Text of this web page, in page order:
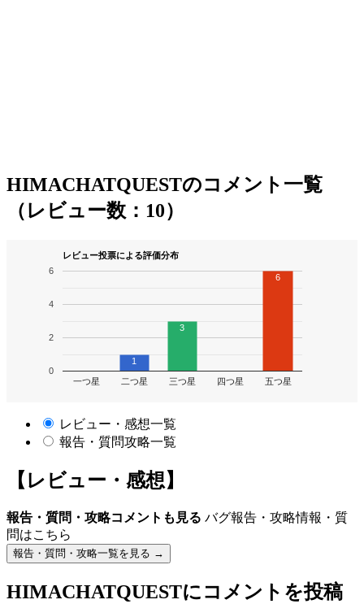
HIMACHATQUESTのコメント一覧
（レビュー数：10）
レビュー投票による評価分布
一つ星 二つ星 三つ星 四つ星 五つ星
0
2
4
6
1
3
6
レビュー・感想一覧
報告・質問攻略一覧
【レビュー・感想】
報告・質問・攻略コメントも見る バグ報告・攻略情報・質
問はこちら
報告・質問・攻略一覧を見る →
HIMACHATQUESTにコメントを投稿